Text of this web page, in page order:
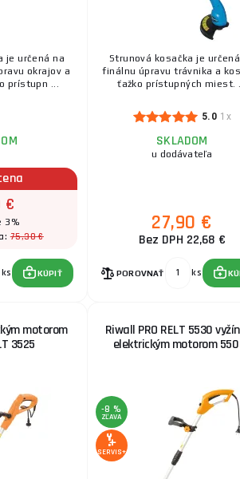
struny ovplyvňuje výkon a
jemnejšie práce.
môžu byť vyrobené zo silikónu
môžu mať rôzne tvary, vrátane
kosenia.
struny
odvíjania struny:
Odvíjanie
: Struna sa odvíja,
odvíjanie, zatiaľ čo iné
ovplyvniť pohodlie a efektivitu práce
a výkonnejšie strunové kosačky
môžu byť vybavené aj popruhom pre
strunové kosačky so širokou
je určená na
okrajov a
prístupn ...
€
3%
75,30 €
ks KÚPIŤ
Strunová kosačka je
finálnu úpravu trávnika a
ťažko prístupných miest.
5.0 1x
SKLADOM
u dodávateľa
27,90 €
Bez DPH 22,68 €
POROVNAŤ ks
motorom
3525
Riwall PRO RELT 5530
elektrickým motorom
-8 %
ZĽAVA
SERVIS+